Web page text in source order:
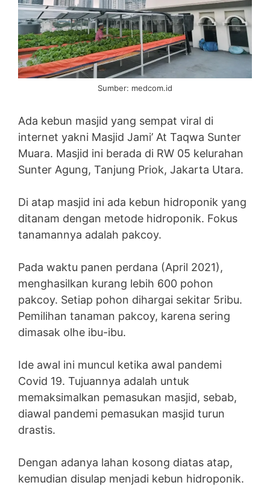
Sumber: medcom.id
Ada kebun masjid yang sempat viral di
internet yakni Masjid Jami’ At Taqwa Sunter
Muara. Masjid ini berada di RW 05 kelurahan
Sunter Agung, Tanjung Priok, Jakarta Utara.
Di atap masjid ini ada kebun hidroponik yang
ditanam dengan metode hidroponik. Fokus
tanamannya adalah pakcoy.
Pada waktu panen perdana (April 2021),
menghasilkan kurang lebih 600 pohon
pakcoy. Setiap pohon dihargai sekitar 5ribu.
Pemilihan tanaman pakcoy, karena sering
dimasak olhe ibu-ibu.
Ide awal ini muncul ketika awal pandemi
Covid 19. Tujuannya adalah untuk
memaksimalkan pemasukan masjid, sebab,
diawal pandemi pemasukan masjid turun
drastis.
Dengan adanya lahan kosong diatas atap,
kemudian disulap menjadi kebun hidroponik.